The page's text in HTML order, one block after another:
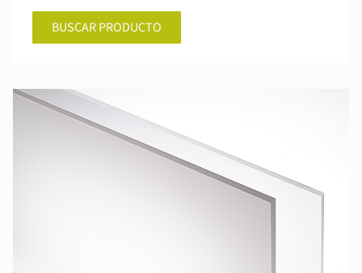
BUSCAR PRODUCTO